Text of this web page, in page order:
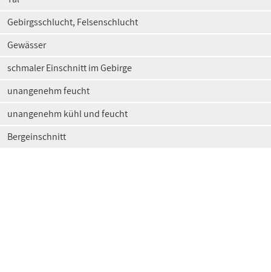
Gebirgsschlucht, Felsenschlucht
Gewässer
schmaler Einschnitt im Gebirge
unangenehm feucht
unangenehm kühl und feucht
Bergeinschnitt